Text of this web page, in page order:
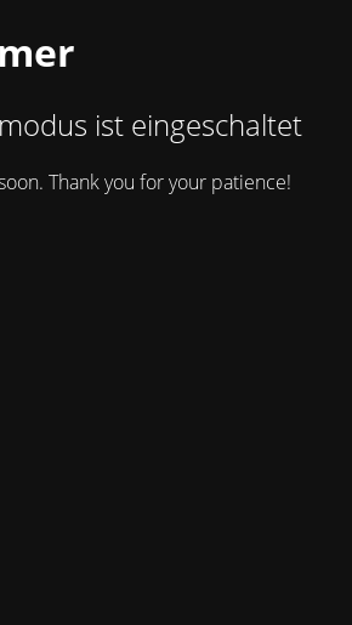
ist eingeschaltet
Thank you for your patience!